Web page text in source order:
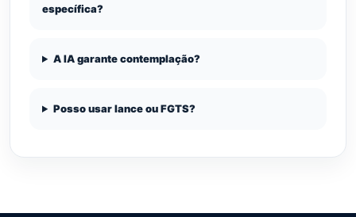
específica?
A IA garante contemplação?
Posso usar lance ou FGTS?